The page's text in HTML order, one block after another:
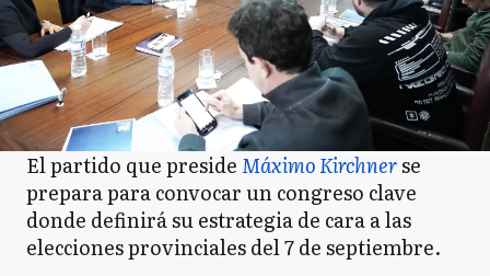
El partido que preside Máximo Kirchnerse
prepara para convocar un congreso clave
donde definirá su estrategia de cara a las
elecciones provinciales del 7 de septiembre.